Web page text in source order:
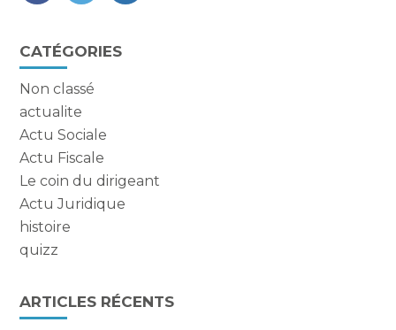
FaceBook
TwitterLinkedIn
Blog
sidebar
CATÉGORIES
Non classé
actualite
Actu Sociale
Actu Fiscale
Le coin du dirigeant
Actu Juridique
histoire
quizz
ARTICLES RÉCENTS